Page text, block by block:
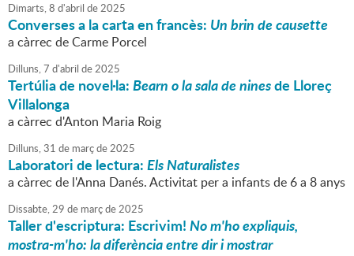
Dimarts,8 d'abril de2025
Converses a la carta en francès: Un brin de causette
a càrrec de Carme Porcel
Dilluns,7 d'abril de2025
Tertúlia de novel·la:Bearn o la sala de ninesde Lloreç
Villalonga
a càrrec d'Anton Maria Roig
Dilluns,31 de marçde2025
Laboratori de lectura:Els Naturalistes
a càrrec de l'Anna Danés. Activitat per a infants de 6 a 8 anys
Dissabte,29 de marçde2025
Taller d'escriptura: Escrivim!No m'ho expliquis,
mostra-m'ho: la diferència entre dir i mostrar